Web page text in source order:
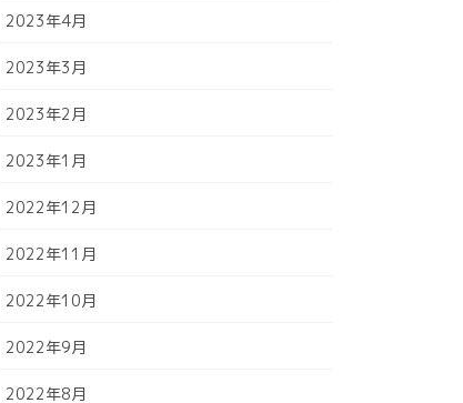
2023年4月
2023年3月
2023年2月
2023年1月
2022年12月
2022年11月
2022年10月
2022年9月
2022年8月